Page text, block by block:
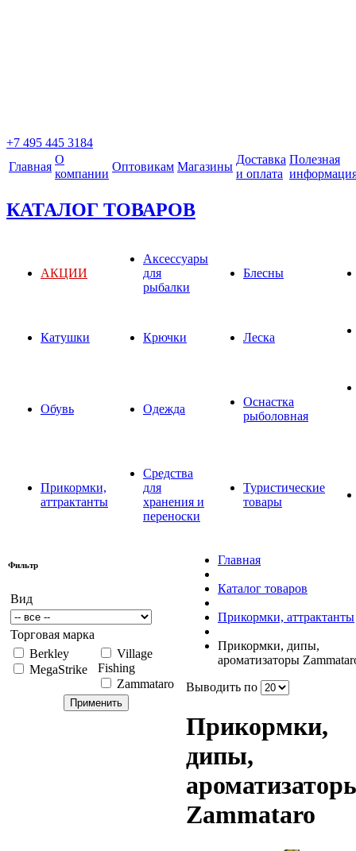
+7 495 445 3184
Главная
О
компании
Оптовикам Магазины
Доставка
и оплата
Полезная
КАТАЛОГ ТОВАРОВ
АКЦИИ
Аксессуары
для
рыбалки
Блесны
Катушки Крючки Леска
Обувь Одежда
Оснастка
рыболовная
Прикормки,
аттрактанты
Средства
для
хранения и
переноски
Туристические
товары
Фильтр
Вид
Торговая марка
Berkley
MegaStrike
Village
Fishing
Zammataro
Главная
Каталог товаров
Прикормки, аттрактанты
Прикормки, дипы,
ароматизаторы
Выводить по
Прикормки,
дипы,
Zammataro